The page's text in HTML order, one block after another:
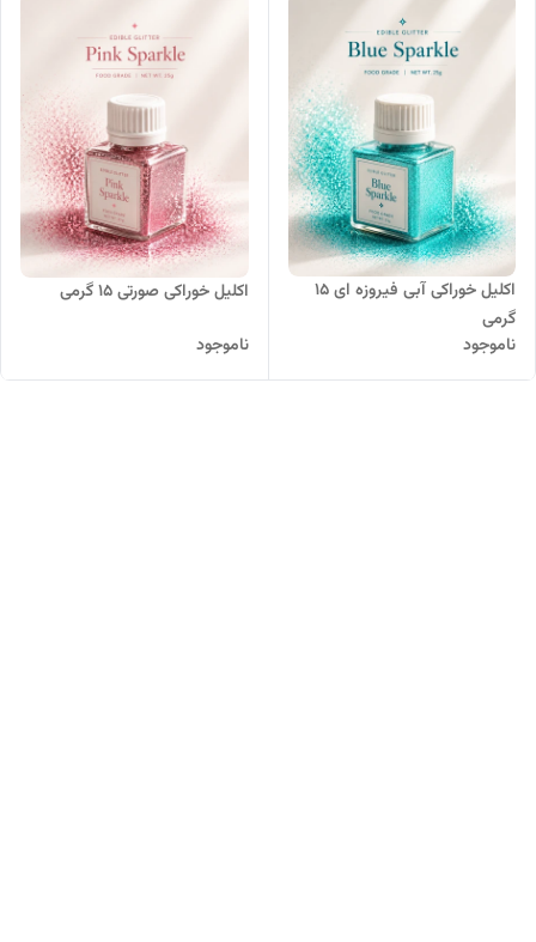
اکلیل خوراکی آبی فیروزه ای 15
گرمی
ناموجود
اکلیل خوراکی صورتی 15 گرمی
ناموجود